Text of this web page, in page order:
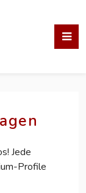
Jede
Profile